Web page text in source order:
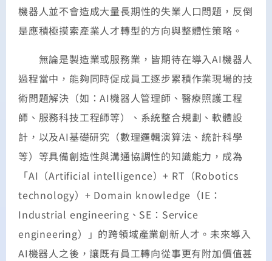
機器人並不會造成大量長期性的失業人口問題，反倒
是應積極摸索產業人才轉型的方向與整體性策略。
無論是製造業或服務業，皆期待在導入AI機器人
過程當中，能夠同時促成員工逐步累積作業現場的技
術問題解決（如：AI機器人管理師、醫療照護工程
師、服務科技工程師等）、系統整合規劃、軟體設
計，以及AI基礎研究（數理邏輯演算法、統計科學
等）等具備創造性與溝通協調性的知識能力，成為
「AI（Artificial intelligence）+ RT（Robotics
technology）+ Domain knowledge（IE：
Industrial engineering、SE：Service
engineering）」的跨領域產業創新人才。未來導入
AI機器人之後，讓既有員工轉向從事更有附加價值甚